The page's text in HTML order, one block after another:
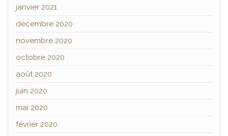
janvier 2021
décembre 2020
novembre 2020
octobre 2020
août 2020
juin 2020
mai 2020
février 2020